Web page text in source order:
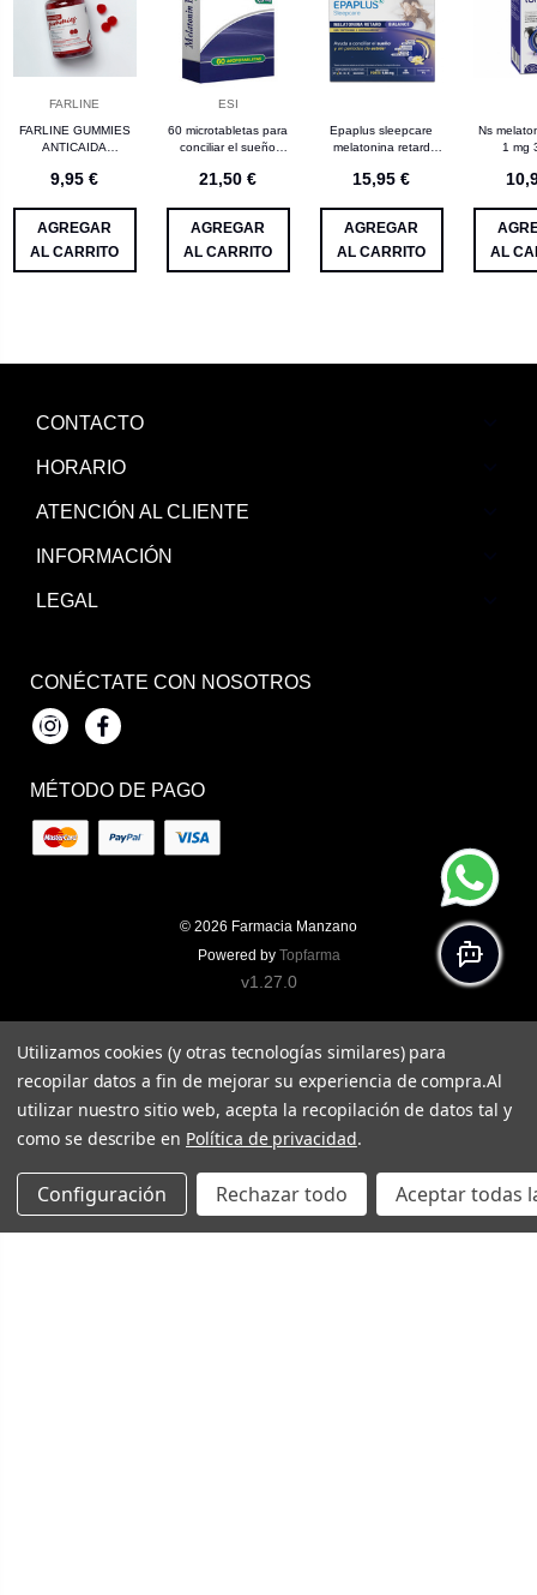
FARLINE
FARLINE GUMMIES
ANTICAIDA
60 GUMMIES
9,95 €
AGREGAR
AL CARRITO
ESI
60 microtabletas para
conciliar el sueño
21,50 €
AGREGAR
AL CARRITO
Epaplus sleepcare
melatonina retard
comprimidos
15,95 €
AGREGAR
AL CARRITO
Ns
1 mg
AL
CONTACTO
HORARIO
ATENCIÓN AL CLIENTE
INFORMACIÓN
LEGAL
CONÉCTATE CON NOSOTROS
InstagramFacebook
MÉTODO DE PAGO
© 2026 Farmacia Manzano
Powered by Topfarma
v1.27.0
Utilizamos cookies (y otras tecnologías similares) para
recopilar datos a fin de mejorar su experiencia de compra.Al
utilizar nuestro sitio web, acepta la recopilación de datos tal y
como se describe en Política de privacidad.
Configuración Rechazar todo Aceptar todas